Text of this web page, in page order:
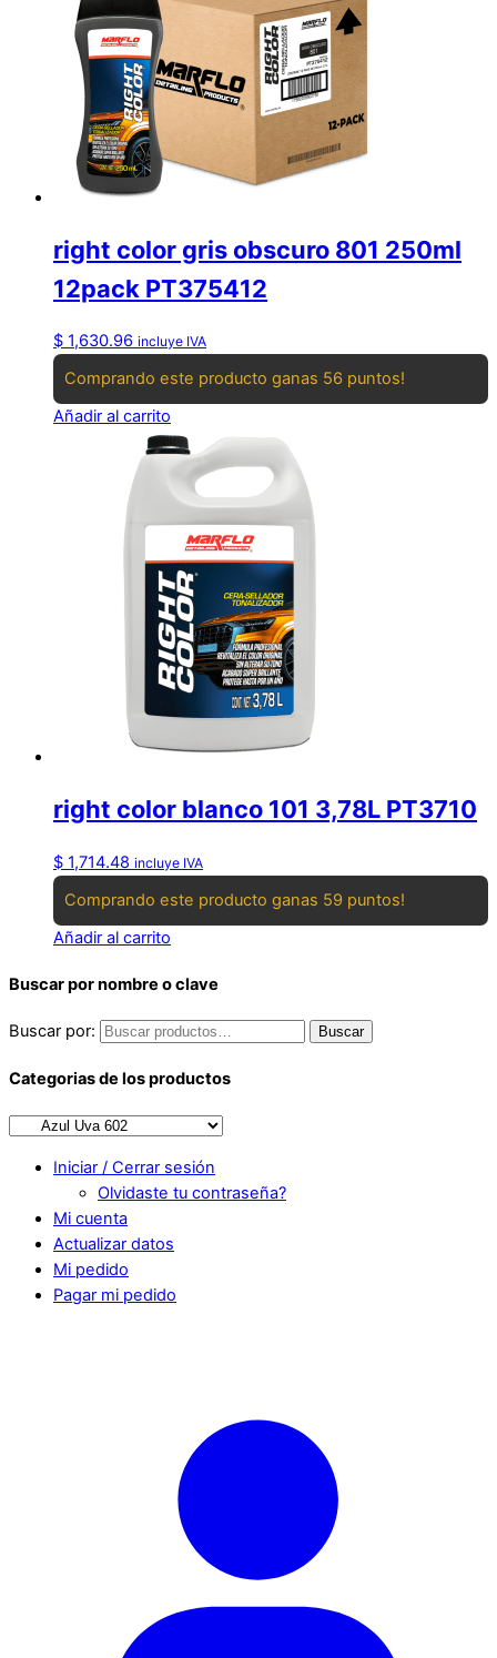
right color gris obscuro 801 250ml
12pack PT375412
$ 1,630.96 incluye IVA
Comprando este producto ganas 56 puntos!
Añadir al carrito
right color blanco 101 3,78L PT3710
$ 1,714.48 incluye IVA
Comprando este producto ganas 59 puntos!
Añadir al carrito
Buscar por nombre o clave
Buscar por: Buscar
Categorias de los productos
Iniciar / Cerrar sesión
Olvidaste tu contraseña?
Mi cuenta
Actualizar datos
Mi pedido
Pagar mi pedido